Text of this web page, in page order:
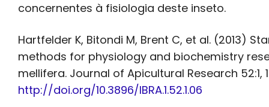
concernentes à fisiologia deste inseto.
Hartfelder K, Bitondi M, Brent C, et al. (2013)
methods for physiology and biochemistry
mellifera. Journal of Apicultural Research 52:1,
http://doi.org/10.3896/IBRA.1.52.1.06